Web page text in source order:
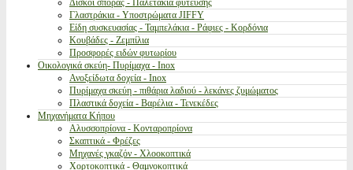
Δίσκοι σποράς - Παλετάκια φύτευσης
Γλαστράκια - Υποστρώματα JIFFY
Είδη συσκευασίας - Ταμπελάκια - Ράφιες - Κορδόνια
Κουβάδες - Ζεμπίλια
Προσφορές ειδών φυτωρίου
Οικολογικά σκεύη- Πυρίμαχα - Inox
Ανοξείδωτα δοχεία - Inox
Πυρίμαχα σκεύη - πιθάρια λαδιού - λεκάνες ζυμώματος
Πλαστικά δοχεία - Βαρέλια - Τενεκέδες
Μηχανήματα Κήπου
Αλυσσοπρίονα - Κονταροπρίονα
Σκαπτικά - Φρέζες
Μηχανές γκαζόν - Χλοοκοπτικά
Χορτοκοπτικά - Θαμνοκοπτικά